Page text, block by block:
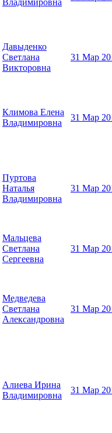
Владимировна
Давыденко
Светлана
Викторовна
31 Мар
Климова Елена
Владимировна
31 Мар
Пуртова
Наталья
Владимировна
31 Мар
Мальцева
Светлана
Сергеевна
31 Мар
Медведева
Светлана
Александровна
31 Мар
Алиева Ирина
Владимировна
31 Мар